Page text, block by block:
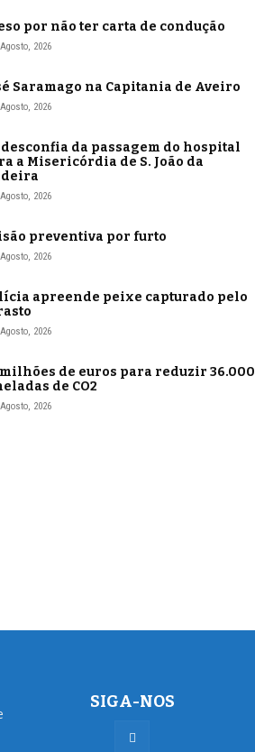
por não ter carta de condução
2026
Saramago na Capitania de Aveiro
2026
desconfia da passagem do hospital
a Misericórdia de S. João da
2026
preventiva por furto
2026
apreende peixe capturado pelo
2026
milhões de euros para reduzir 36.000
de CO2
2026
SIGA-NOS